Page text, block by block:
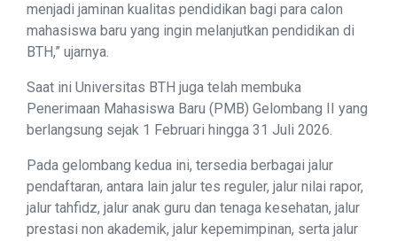
menjadi jaminan kualitas pendidikan bagi para calon
mahasiswa baru yang ingin melanjutkan pendidikan di
BTH,” ujarnya.
Saat ini Universitas BTH juga telah membuka
Penerimaan Mahasiswa Baru (PMB) Gelombang II yang
berlangsung sejak 1 Februari hingga 31 Juli 2026.
Pada gelombang kedua ini, tersedia berbagai jalur
pendaftaran, antara lain jalur tes reguler, jalur nilai rapor,
jalur tahfidz, jalur anak guru dan tenaga kesehatan, jalur
prestasi non akademik, jalur kepemimpinan, serta jalur